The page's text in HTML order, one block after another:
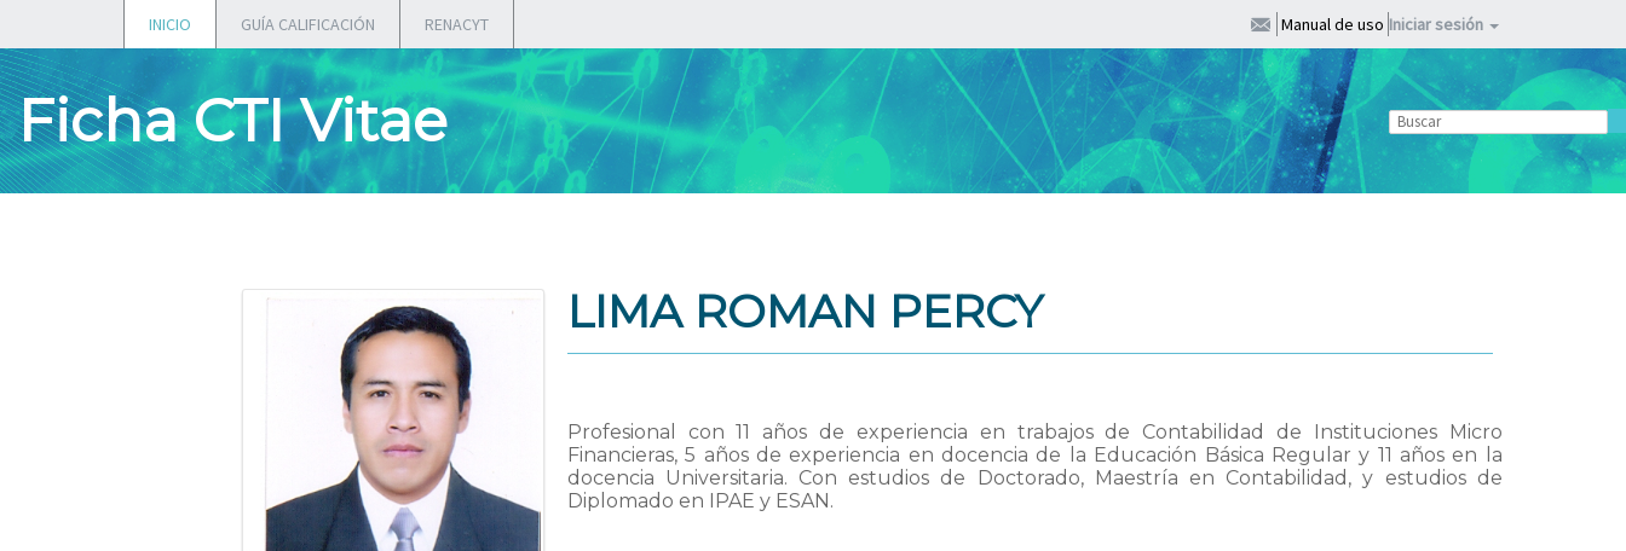
INICIO GUÍA CALIFICACIÓN RENACYT Manual de uso Iniciar sesión
Ficha CTI Vitae
LIMA ROMAN PERCY
Profesional con 11 años de experiencia en trabajos de Contabilidad de Instituciones Micro
Financieras, 5 años de experiencia en docencia de la Educación Básica Regular y 11 años en la
docencia Universitaria. Con estudios de Doctorado, Maestría en Contabilidad, y estudios de
Diplomado en IPAE y ESAN.